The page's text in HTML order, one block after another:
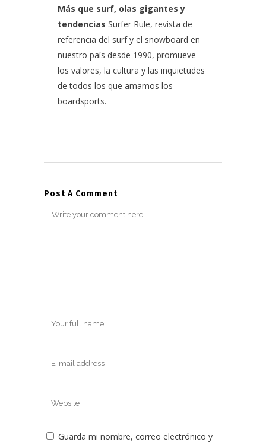
Más que surf, olas gigantes y
tendencias Surfer Rule, revista de
referencia del surf y el snowboard en
nuestro país desde 1990, promueve
los valores, la cultura y las inquietudes
de todos los que amamos los
boardsports.
Post A Comment
Guarda mi nombre, correo electrónico y